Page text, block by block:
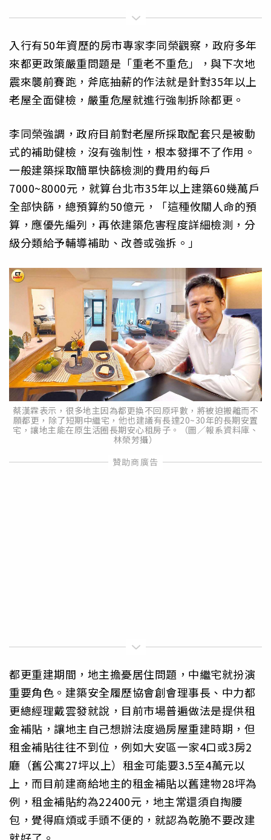
入行有50年資歷的房市專家李同榮觀察，政府多年
來都更政策嚴重問題是「重老不重危」，與下次地
震來襲前賽跑，斧底抽薪的作法就是針對35年以上
老屋全面健檢，嚴重危屋就進行強制拆除都更。
李同榮強調，政府目前對老屋所採取配套只是被動
式的補助健檢，沒有強制性，根本發揮不了作用。
一般建築採取簡單快篩檢測的費用約每戶
7000~8000元，就算台北市35年以上建築60幾萬戶
全部快篩，總預算約50億元，「這種攸關人命的預
算，應優先編列，再依建築危害程度詳細檢測，分
級分類給予輔導補助、改善或強拆。」
蔡漢霖表示，很多地主因為都更換不回原坪數，將被迫搬離而不
願都更，除了短期中繼宅，他也建議有長達20~30年的長期安置
宅，讓地主能在原生活圈長期安心租房子。（圖／報系資料庫、
林榮芳攝）
都更重建期間，地主擔憂居住問題，中繼宅就扮演
重要角色。建築安全履歷協會創會理事長、中力都
更總經理戴雲發就說，目前市場普遍做法是提供租
金補貼，讓地主自己想辦法度過房屋重建時期，但
租金補貼往往不到位，例如大安區一家4口或3房2
廳（舊公寓27坪以上）租金可能要3.5至4萬元以
上，而目前建商給地主的租金補貼以舊建物28坪為
例，租金補貼約為22400元，地主常還須自掏腰
包，覺得麻煩或手頭不便的，就認為乾脆不要改建